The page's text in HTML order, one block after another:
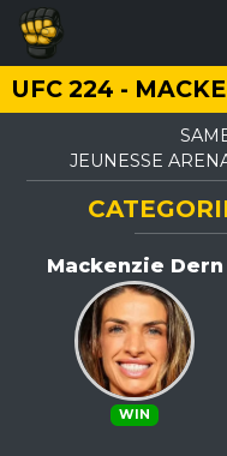
UFC 224 -
JEUNESSE
Mackenzie Dern
WIN